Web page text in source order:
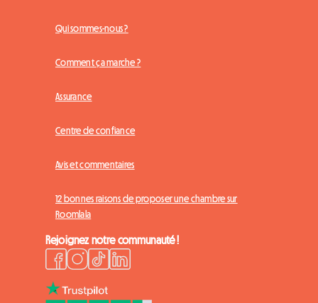
Qui sommes-nous ?
Comment ça marche ?
Assurance
Centre de confiance
Avis et commentaires
12 bonnes raisons de proposer une chambre sur
Roomlala
Rejoignez notre communauté !